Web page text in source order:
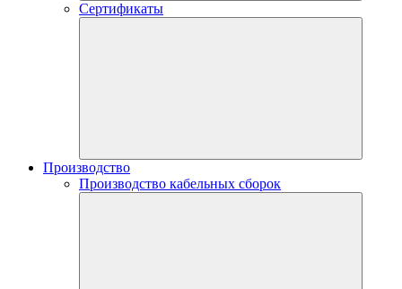
Сертификаты
Производство
Производство кабельных сборок